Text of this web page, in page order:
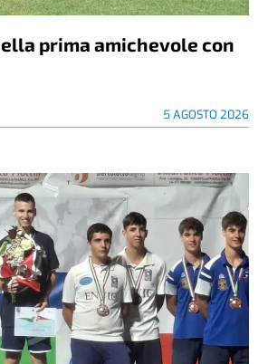
prima amichevole con
5 AGOSTO 2026